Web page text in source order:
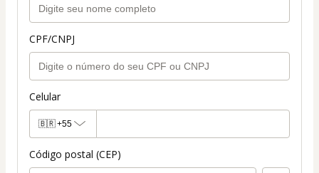
CPF/CNPJ
Celular
🇧🇷+55
Código postal (CEP)